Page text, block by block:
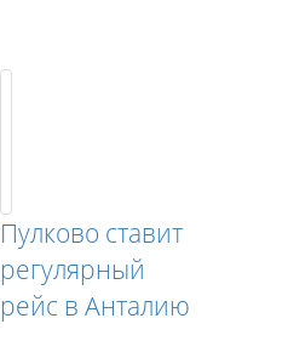
Пулково ставит
регулярный
рейс в Анталию